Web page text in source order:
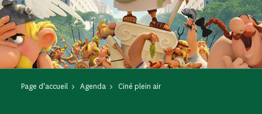
Page d'accueil Agenda Ciné plein air